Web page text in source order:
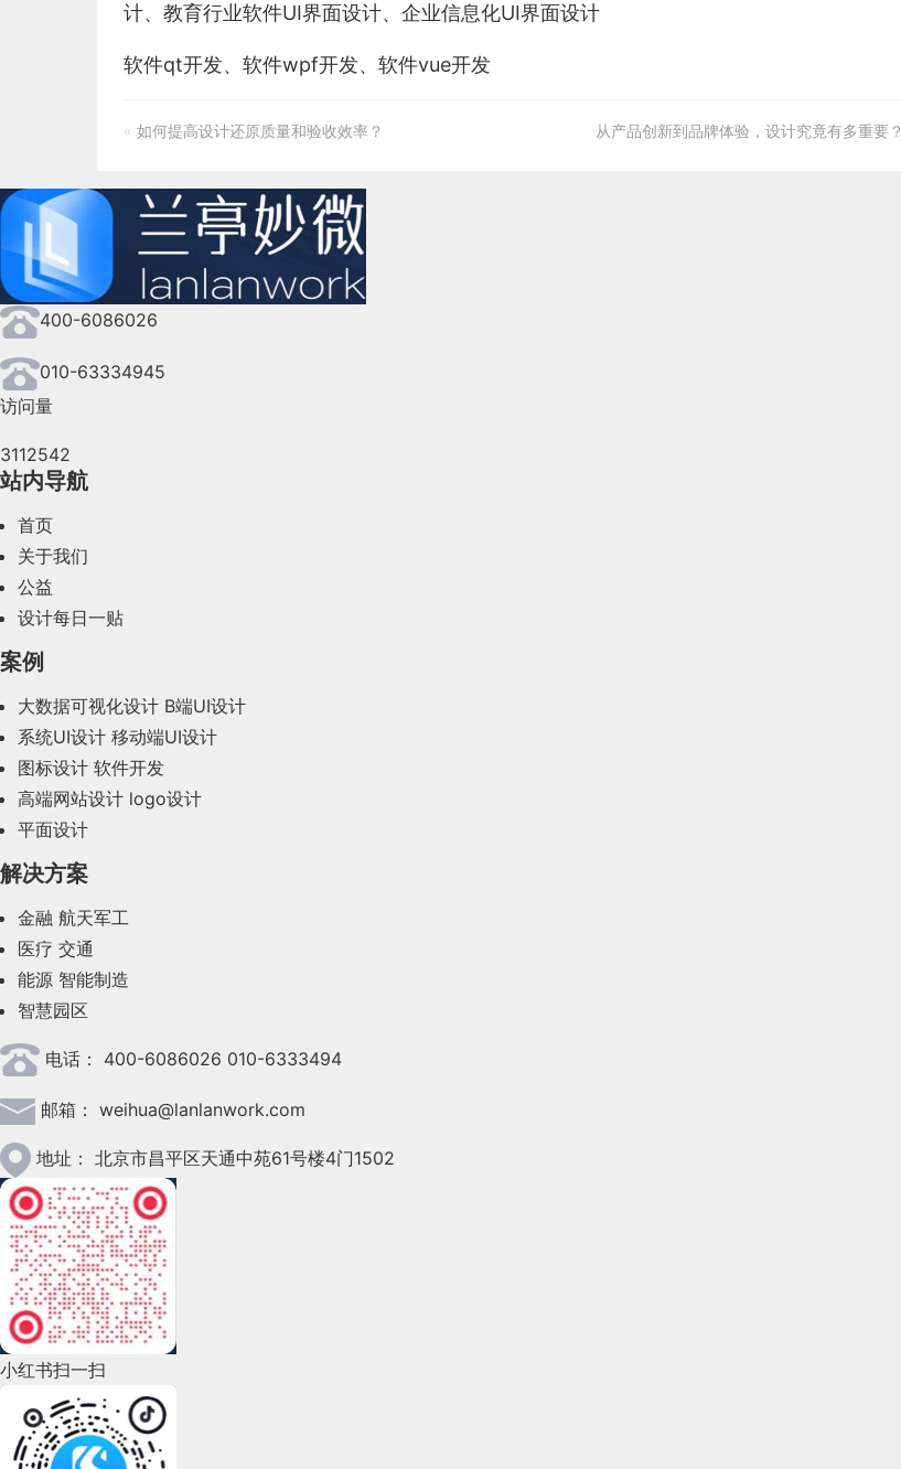
计、 教育行业软件UI界面设计、 企业信息化UI界面设计
软件qt开发、 软件wpf开发、 软件vue开发
« 如何提高设计还原质量和验收效率？ 从产品创新到品牌体验，设计究竟有多重要？
400-6086026
010-63334945
访问量
3112542
站内导航
首页
关于我们
公益
设计每日一贴
案例
大数据可视化设计 B端UI设计
系统UI设计 移动端UI设计
图标设计 软件开发
高端网站设计 logo设计
平面设计
解决方案
金融 航天军工
医疗 交通
能源 智能制造
智慧园区
电话： 400-6086026 010-6333494
邮箱： weihua@lanlanwork.com
地址： 北京市昌平区天通中苑61号楼4门1502
小红书扫一扫